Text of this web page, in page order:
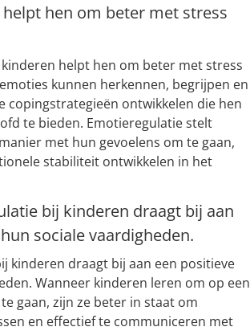
hen om beter met stress
helpt hen om beter met stress
kunnen herkennen, begrijpen en
copingstrategieën ontwikkelen die hen
te bieden. Emotieregulatie stelt
met hun gevoelens om te gaan,
stabiliteit ontwikkelen in het
bij kinderen draagt bij aan
sociale vaardigheden.
kinderen draagt bij aan een positieve
Wanneer kinderen leren om op een
gaan, zijn ze beter in staat om
en effectief te communiceren met